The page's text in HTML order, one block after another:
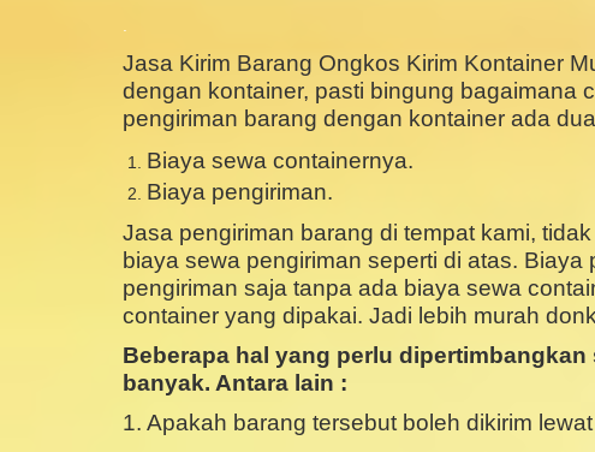
Jasa Kirim Barang Ongkos Kirim Kontainer
dengan kontainer, pasti bingung bagaimana
pengiriman barang dengan kontainer ada
Biaya sewa containernya.
Biaya pengiriman.
Jasa pengiriman barang di tempat kami,
biaya sewa pengiriman seperti di atas.
pengiriman saja tanpa ada biaya sewa
container yang dipakai. Jadi lebih murah
Beberapa hal yang perlu
banyak. Antara lain :
1. Apakah barang tersebut boleh dikirim